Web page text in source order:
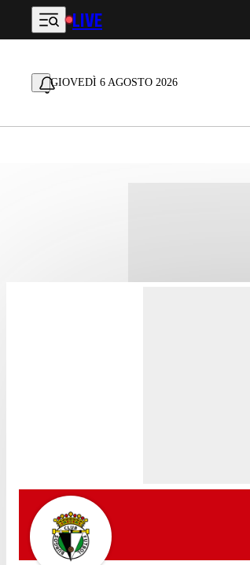
Vai al contenuto principale
LIVE
GIOVEDÌ 6 AGOSTO 2026